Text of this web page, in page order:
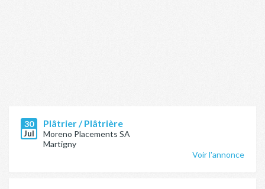
30
Jul
Plâtrier / Plâtrière
Moreno Placements SA
Martigny
Voir l'annonce